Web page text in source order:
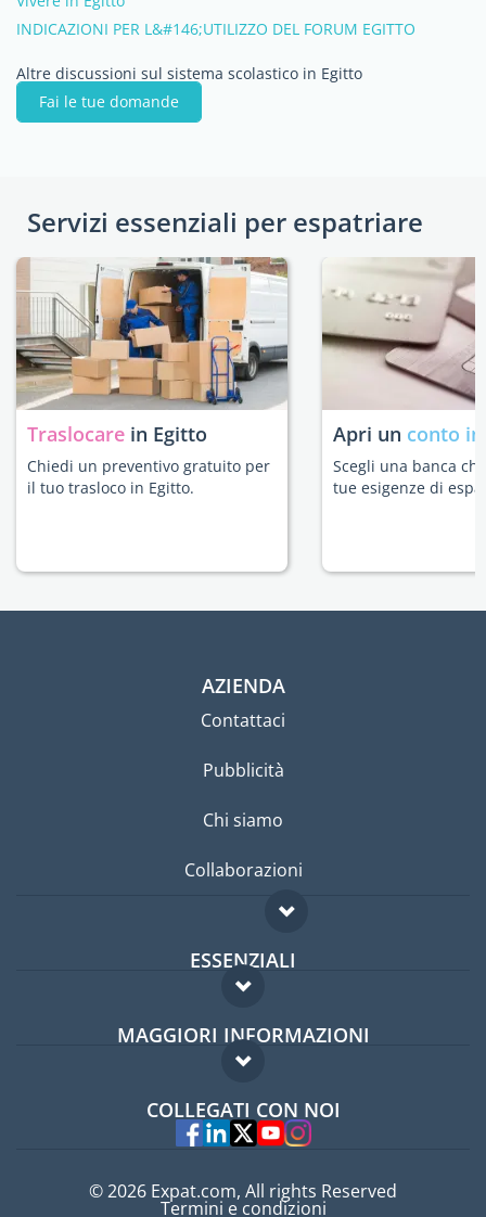
INDICAZIONI PER L&#146;UTILIZZO DEL FORUM EGITTO
Altre discussioni sul sistema scolastico in Egitto
Fai le tue domande
Servizi essenziali per espatriare
Traslocare in Egitto
Chiedi un preventivo gratuito per
il tuo trasloco in Egitto.
Apri un conto
Scegli una banca
tue esigenze di
AZIENDA
Contattaci
Pubblicità
Chi siamo
Collaborazioni
ESSENZIALI
Forum per expat
Guida per expat
MAGGIORI INFORMAZIONI
Domande frequenti
Esperti
COLLEGATI CON NOI
© 2026 Expat.com, All rights Reserved
Termini e condizioni